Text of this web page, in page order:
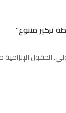
تركيز متنوع”
الحقول الإلزامية